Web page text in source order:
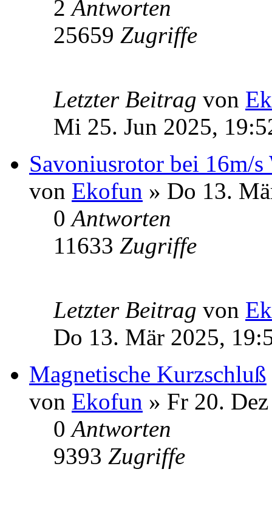
2Antworten
25659 Zugriffe
Letzter Beitrag von
Mi 25. Jun 2025,
Savoniusrotor bei 16m/
von Ekofun » Do 13.
0Antworten
11633 Zugriffe
Letzter Beitrag von
Do 13. Mär 2025,
Magnetische Kurzschluß
von Ekofun » Fr 20.
0Antworten
9393 Zugriffe